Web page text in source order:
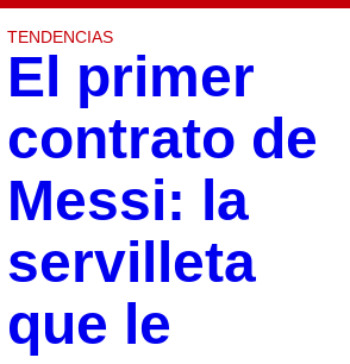
TENDENCIAS
El primer
contrato de
Messi: la
servilleta
que le